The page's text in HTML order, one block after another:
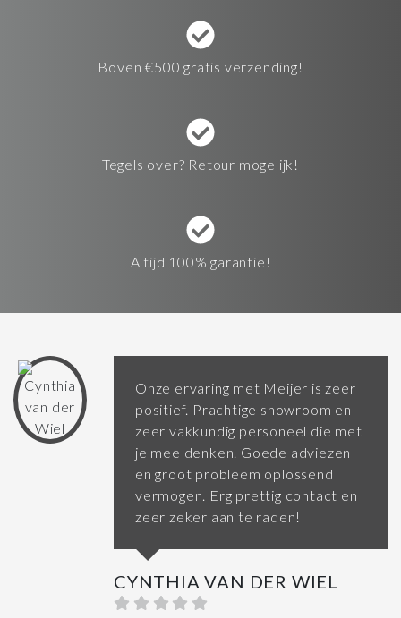
Boven €500 gratis verzending!
Tegels over? Retour mogelijk!
Altijd 100% garantie!
Onze ervaring met Meijer is zeer
positief. Prachtige showroom en
zeer vakkundig personeel die met
je mee denken. Goede adviezen
en groot probleem oplossend
vermogen. Erg prettig contact en
zeer zeker aan te raden!
CYNTHIA VAN DER WIEL